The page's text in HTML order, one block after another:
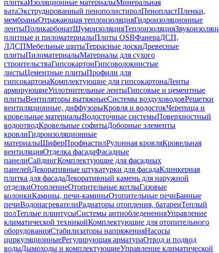
плиткаИзоляционные материалыМинеральная
ватаЭкструдированный пенополистиролПенопластПленки,
мембраныОтражающая теплоизоляцияГидроизоляционные
лентыПоликарбонатШумоизоляцияТеплоизоляция
плитные и пиломатериалыПлиты OSBФанераДСП,
ЛДСПМебельные щитыТеррасные доскиДревесные
плитыПиломатериалыМатериалы для сухого
строительстваГипсокартонГипсоволокнистые
листыЦементные плитыПрофили для
гипсокартонаКомплектующие для гипсокартонаЛенты
армирующиеУплотнительные лентыГипсовые и цементные
плитыВентиляторы вытяжныеСистемы воздуховодовРешетки
вентиляционные, диффузорыКровля и водостокЧерепица и
кровельные материалыВодосточные системыПоверхностный
водоотводКровельные софитыДоборные элементы
кровлиГидроизоляционные
материалыШиферПрофнастилРулонная кровляКровельная
вентиляцияОтделка фасадаФасадные
панелиСайдингКомплектующие для фасадных
панелейДекоративные штукатурки для фасадаКлинкерная
плитка для фасадаДекоративный камень для наружной
отделкиОтоплениеОтопительные котлыГазовые
колонкиКамины, печи-каминыОтопительные печиБанные
печиВодонагревателиРадиаторы отопления, батареиТеплый
полТеплые плинтусыСистемы антиобледененияУправление
климатической техникойКомплектующие для отопительного
оборудованияСтабилизаторы напряженияНасосы
циркуляционныеРегулирующая арматураОтвод и подвод
водыДымоходы и комплектующиеУправление климатической